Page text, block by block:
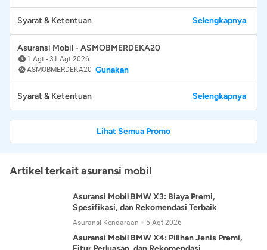
Syarat & Ketentuan Selengkapnya
Asuransi Mobil - ASMOBMERDEKA20
1 Agt - 31 Agt 2026
ASMOBMERDEKA20 Gunakan
Syarat & Ketentuan Selengkapnya
Lihat Semua Promo
Artikel terkait asuransi mobil
Asuransi Mobil BMW X3: Biaya Premi,
Spesifikasi, dan Rekomendasi Terbaik
Asuransi Kendaraan 5 Agt 2026
Asuransi Mobil BMW X4: Pilihan Jenis Premi,